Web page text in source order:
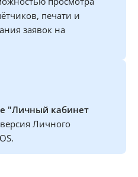
печати и
заявок на
"Личный кабинет
Личного